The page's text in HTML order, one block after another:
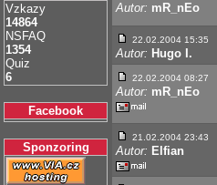
Vzkazy
14864
NSFAQ
1354
Quiz
6
Facebook
Sponzoring
Autor: mR_nEo
22.02.2004 15:35
Autor: Hugo I.
22.02.2004 08:27
Autor: mR_nEo
21.02.2004 23:43
Autor: Elfian